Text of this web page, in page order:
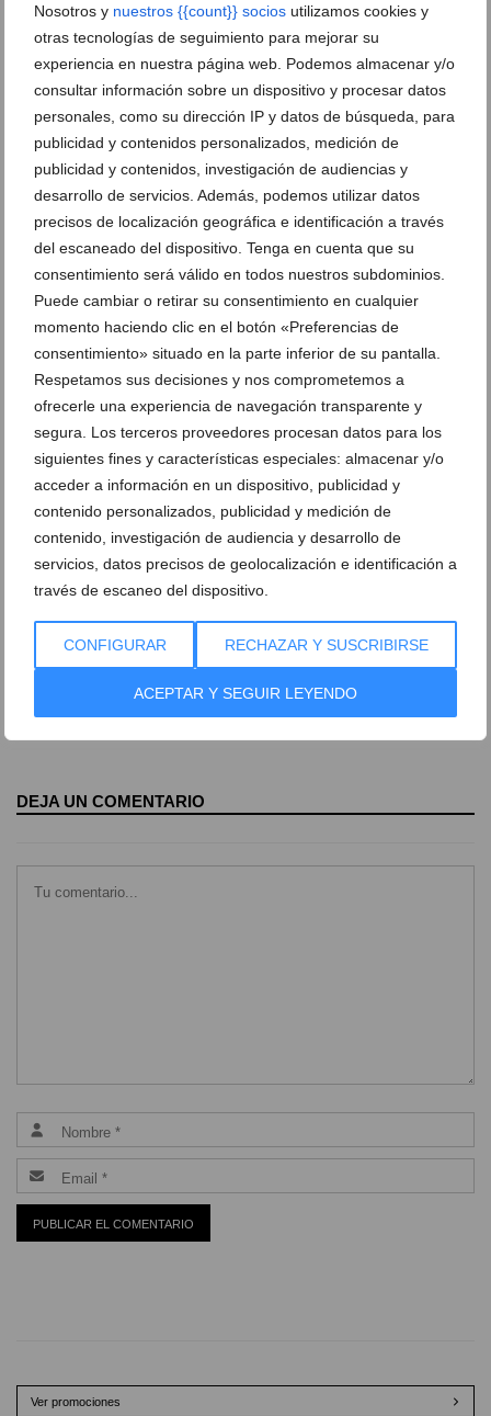
Nosotros y nuestros {{count}} socios utilizamos cookies y
otras tecnologías de seguimiento para mejorar su
experiencia en nuestra página web. Podemos almacenar y/o
consultar información sobre un dispositivo y procesar datos
personales, como su dirección IP y datos de búsqueda, para
publicidad y contenidos personalizados, medición de
publicidad y contenidos, investigación de audiencias y
desarrollo de servicios. Además, podemos utilizar datos
precisos de localización geográfica e identificación a través
del escaneado del dispositivo. Tenga en cuenta que su
consentimiento será válido en todos nuestros subdominios.
Puede cambiar o retirar su consentimiento en cualquier
momento haciendo clic en el botón «Preferencias de
consentimiento» situado en la parte inferior de su pantalla.
Respetamos sus decisiones y nos comprometemos a
ofrecerle una experiencia de navegación transparente y
segura. Los terceros proveedores procesan datos para los
siguientes fines y características especiales: almacenar y/o
acceder a información en un dispositivo, publicidad y
contenido personalizados, publicidad y medición de
contenido, investigación de audiencia y desarrollo de
servicios, datos precisos de geolocalización e identificación a
través de escaneo del dispositivo.
CONFIGURAR RECHAZAR Y SUSCRIBIRSE
ACEPTAR Y SEGUIR LEYENDO
Concentración de docentes, familiares y
vecinos para la cadena humana en Xàbia
en defensa de la educación (16)
Concentración de docentes, familiares y
vecinos para la cadena humana en Xàbia
en defensa de la educación (17)
Concentración de docentes, familiares y
vecinos para la cadena humana en Xàbia
en defensa de la educación (18)
Concentración de docentes, familiares y
vecinos para la cadena humana en Xàbia
en defensa de la educación
Cadena humana en Xàbia por la
educación pública (2)
Cadena humana en Xàbia por la
educación pública (3)
Cadena humana en Xàbia por la
educación pública (4)
Cadena humana en Xàbia por la
educación pública (5)
Cadena humana en Xàbia por la
Cadena humana en Xàbia por la
educación pública (7)
Cadena humana en Xàbia por la
Cadena humana en Xàbia por la
Cadena humana en Xàbia por la
educación pública (10)
Cadena humana en Xàbia por la
DEJA UN COMENTARIO
Ver promociones